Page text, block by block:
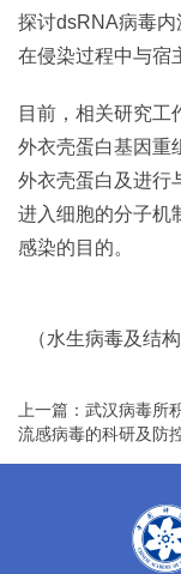
探讨dsRNA病毒
在侵染过程中与宿
目前，相关研究工
外衣壳蛋白基因重
外衣壳蛋白及进行
进入细胞的分子机
感染的目的。
（水生病毒及结
上一篇：武汉病毒所
流感病毒的科研及防